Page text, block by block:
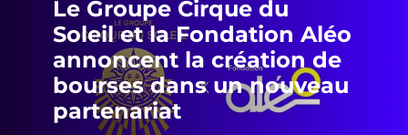
Le Groupe Cirque du
Soleil et la Fondation Aléo
annoncent la création de
bourses dans un nouveau
partenariat